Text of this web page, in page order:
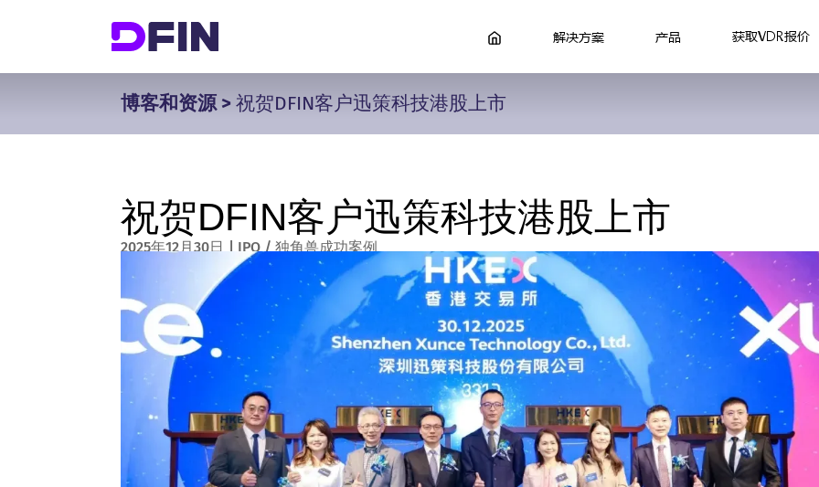
解决方案 产品 获取VDR报价
博客和资源>祝贺DFIN客户迅策科技港股上市
祝贺DFIN客户迅策科技港股上市
2025年12月30日 | IPO / 独角兽成功案例